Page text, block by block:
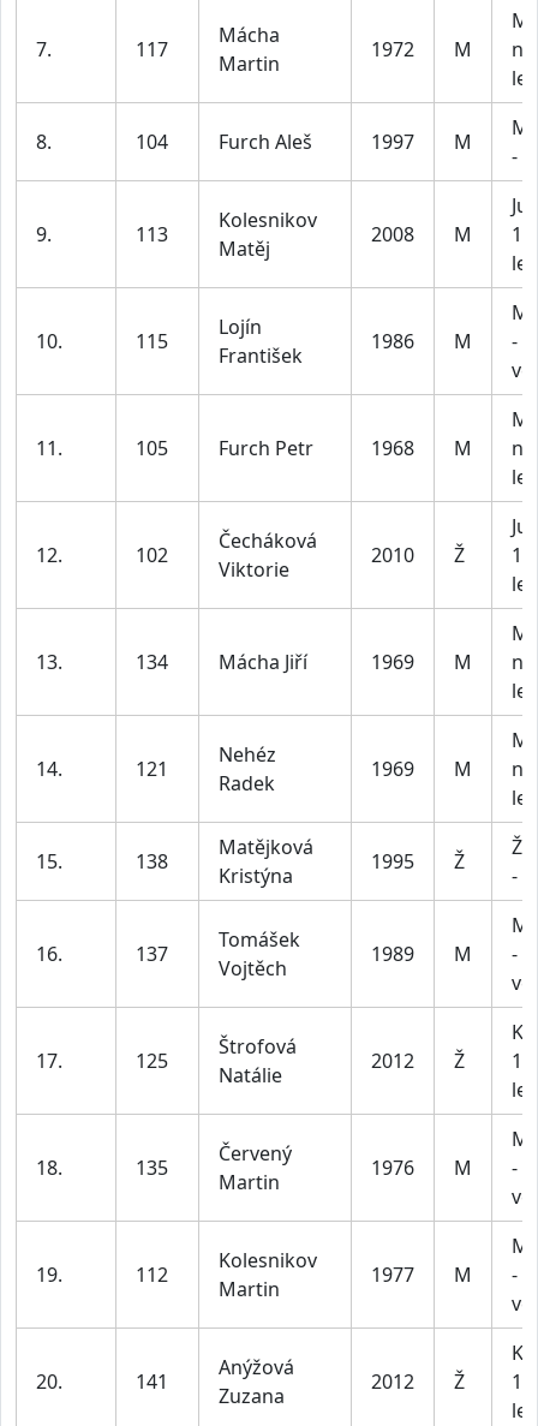
7. 117
Mácha
Martin
1972 M
let
8. 104 Furch Aleš 1997 M
-
9. 113
Kolesnikov
Matěj
2008 M
15
let
10. 115
Lojín
František
1986 M
-
11. 105 Furch Petr 1968 M
let
12. 102
Čecháková
Viktorie
2010 Ž
15
let
13. 134 Mácha Jiří 1969 M
let
14. 121
Nehéz
Radek
1969 M
let
15. 138
Matějková
Kristýna
1995 Ž
-
16. 137
Tomášek
Vojtěch
1989 M
-
17. 125
Štrofová
Natálie
2012 Ž
12
let
18. 135
Červený
Martin
1976 M
-
19. 112
Kolesnikov
Martin
1977 M
-
20. 141
Anýžová
Zuzana
2012 Ž
12
let